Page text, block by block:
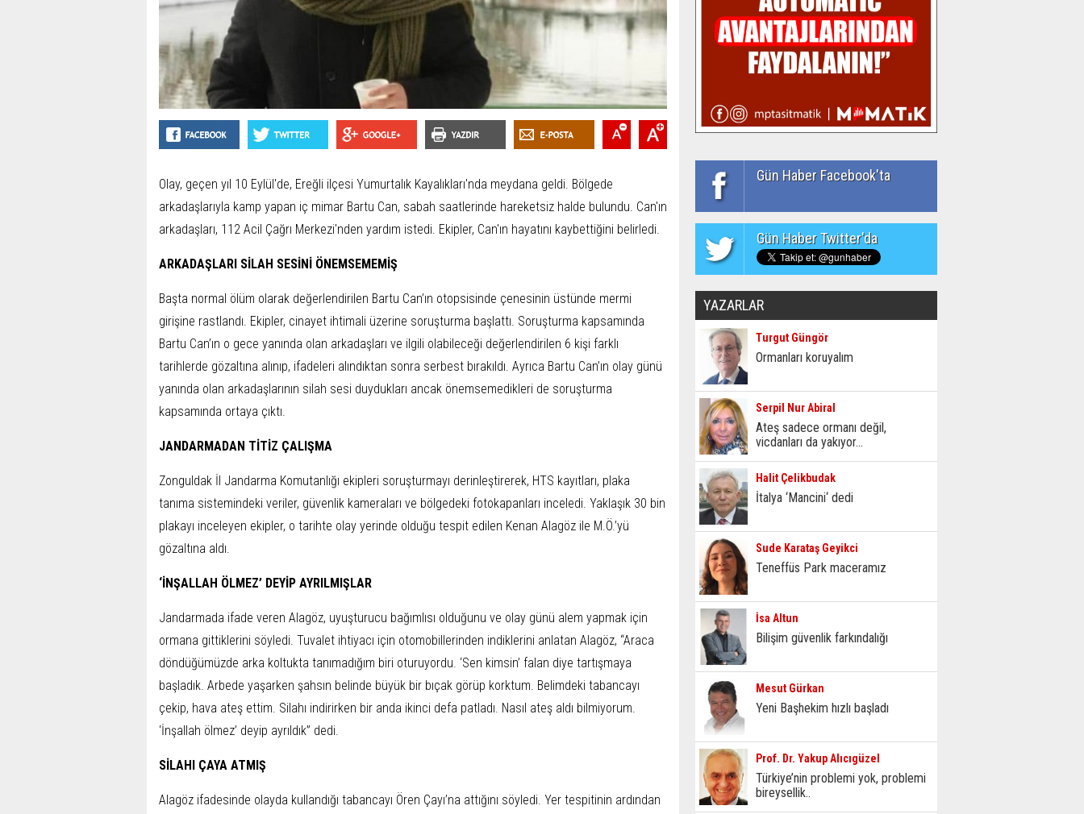
Olay, geçen yıl 10 Eylül'de, Ereğli ilçesi Yumurtalık Kayalıkları'nda meydana geldi. Bölgede
arkadaşlarıyla kamp yapan iç mimar Bartu Can, sabah saatlerinde hareketsiz halde bulundu. Can'ın
arkadaşları, 112 Acil Çağrı Merkezi'nden yardım istedi. Ekipler, Can'ın hayatını kaybettiğini belirledi.
ARKADAŞLARI SİLAH SESİNİ ÖNEMSEMEMİŞ
Başta normal ölüm olarak değerlendirilen Bartu Can’ın otopsisinde çenesinin üstünde mermi
girişine rastlandı. Ekipler, cinayet ihtimali üzerine soruşturma başlattı. Soruşturma kapsamında
Bartu Can’ın o gece yanında olan arkadaşları ve ilgili olabileceği değerlendirilen 6 kişi farklı
tarihlerde gözaltına alınıp, ifadeleri alındıktan sonra serbest bırakıldı. Ayrıca Bartu Can’ın olay günü
yanında olan arkadaşlarının silah sesi duydukları ancak önemsemedikleri de soruşturma
kapsamında ortaya çıktı.
JANDARMADAN TİTİZ ÇALIŞMA
Zonguldak İl Jandarma Komutanlığı ekipleri soruşturmayı derinleştirerek, HTS kayıtları, plaka
tanıma sistemindeki veriler, güvenlik kameraları ve bölgedeki fotokapanları inceledi. Yaklaşık 30 bin
plakayı inceleyen ekipler, o tarihte olay yerinde olduğu tespit edilen Kenan Alagöz ile M.Ö.’yü
gözaltına aldı.
‘İNŞALLAH ÖLMEZ’ DEYİP AYRILMIŞLAR
Jandarmada ifade veren Alagöz, uyuşturucu bağımlısı olduğunu ve olay günü alem yapmak için
ormana gittiklerini söyledi. Tuvalet ihtiyacı için otomobillerinden indiklerini anlatan Alagöz, “Araca
döndüğümüzde arka koltukta tanımadığım biri oturuyordu. ‘Sen kimsin’ falan diye tartışmaya
başladık. Arbede yaşarken şahsın belinde büyük bir bıçak görüp korktum. Belimdeki tabancayı
çekip, hava ateş ettim. Silahı indirirken bir anda ikinci defa patladı. Nasıl ateş aldı bilmiyorum.
‘İnşallah ölmez’ deyip ayrıldık” dedi.
SİLAHI ÇAYA ATMIŞ
Alagöz ifadesinde olayda kullandığı tabancayı Ören Çayı’na attığını söyledi. Yer tespitinin ardından
Gün Haber Facebook'ta
Gün Haber Twitter'da
YAZARLAR
Turgut Güngör
Ormanları koruyalım
Serpil Nur Abiral
Ateş sadece ormanı değil,
vicdanları da yakıyor...
Halit Çelikbudak
İtalya ‘Mancini‘ dedi
Sude Karataş Geyikci
Teneffüs Park maceramız
İsa Altun
Bilişim güvenlik farkındalığı
Mesut Gürkan
Yeni Başhekim hızlı başladı
Prof. Dr. Yakup Alıcıgüzel
Türkiye’nin problemi yok, problemi
bireysellik..